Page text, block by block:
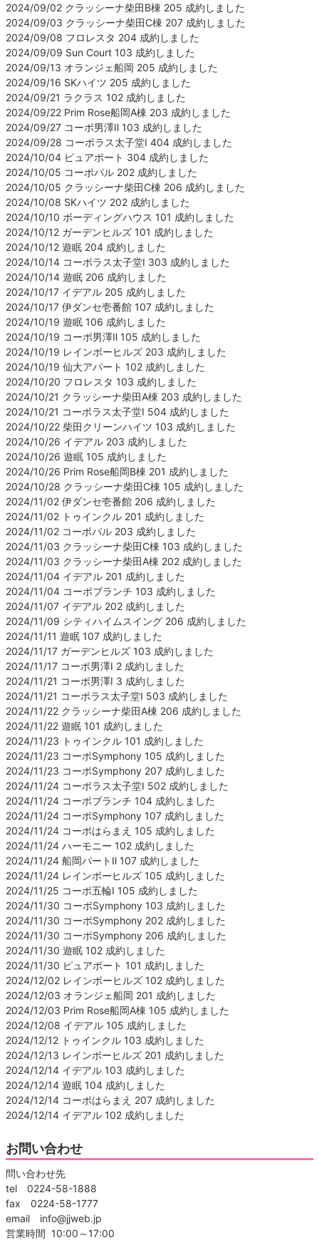
2024/09/02 クラッシーナ柴田B棟 205 成約しました
2024/09/03 クラッシーナ柴田C棟 207 成約しました
2024/09/08 フロレスタ 204 成約しました
2024/09/09 Sun Court 103 成約しました
2024/09/13 オランジェ船岡 205 成約しました
2024/09/16 SKハイツ 205 成約しました
2024/09/21 ラクラス 102 成約しました
2024/09/22 Prim Rose船岡A棟 203 成約しました
2024/09/27 コーポ男澤Ⅱ 103 成約しました
2024/09/28 コーポラス太子堂Ⅰ 404 成約しました
2024/10/04 ピュアポート 304 成約しました
2024/10/05 コーポパル 202 成約しました
2024/10/05 クラッシーナ柴田C棟 206 成約しました
2024/10/08 SKハイツ 202 成約しました
2024/10/10 ボーディングハウス 101 成約しました
2024/10/12 ガーデンヒルズ 101 成約しました
2024/10/12 遊眠 204 成約しました
2024/10/14 コーポラス太子堂Ⅰ 303 成約しました
2024/10/14 遊眠 206 成約しました
2024/10/17 イデアル 205 成約しました
2024/10/17 伊ダンセ壱番館 107 成約しました
2024/10/19 遊眠 106 成約しました
2024/10/19 コーポ男澤Ⅱ 105 成約しました
2024/10/19 レインボーヒルズ 203 成約しました
2024/10/19 仙大アパート 102 成約しました
2024/10/20 フロレスタ 103 成約しました
2024/10/21 クラッシーナ柴田A棟 203 成約しました
2024/10/21 コーポラス太子堂Ⅰ 504 成約しました
2024/10/22 柴田クリーンハイツ 103 成約しました
2024/10/26 イデアル 203 成約しました
2024/10/26 遊眠 105 成約しました
2024/10/26 Prim Rose船岡B棟 201 成約しました
2024/10/28 クラッシーナ柴田C棟 105 成約しました
2024/11/02 伊ダンセ壱番館 206 成約しました
2024/11/02 トゥインクル 201 成約しました
2024/11/02 コーポパル 203 成約しました
2024/11/03 クラッシーナ柴田C棟 103 成約しました
2024/11/03 クラッシーナ柴田A棟 202 成約しました
2024/11/04 イデアル 201 成約しました
2024/11/04 コーポブランチ 103 成約しました
2024/11/07 イデアル 202 成約しました
2024/11/09 シティハイムスイング 206 成約しました
2024/11/11 遊眠 107 成約しました
2024/11/17 ガーデンヒルズ 103 成約しました
2024/11/17 コーポ男澤Ⅰ 2 成約しました
2024/11/21 コーポ男澤Ⅰ 3 成約しました
2024/11/21 コーポラス太子堂Ⅰ 503 成約しました
2024/11/22 クラッシーナ柴田A棟 206 成約しました
2024/11/22 遊眠 101 成約しました
2024/11/23 トゥインクル 101 成約しました
2024/11/23 コーポSymphony 105 成約しました
2024/11/23 コーポSymphony 207 成約しました
2024/11/24 コーポラス太子堂Ⅰ 502 成約しました
2024/11/24 コーポブランチ 104 成約しました
2024/11/24 コーポSymphony 107 成約しました
2024/11/24 コーポはらまえ 105 成約しました
2024/11/24 ハーモニー 102 成約しました
2024/11/24 船岡パートⅡ 107 成約しました
2024/11/24 レインボーヒルズ 105 成約しました
2024/11/25 コーポ五輪Ⅰ 105 成約しました
2024/11/30 コーポSymphony 103 成約しました
2024/11/30 コーポSymphony 202 成約しました
2024/11/30 コーポSymphony 206 成約しました
2024/11/30 遊眠 102 成約しました
2024/11/30 ピュアポート 101 成約しました
2024/12/02 レインボーヒルズ 102 成約しました
2024/12/03 オランジェ船岡 201 成約しました
2024/12/03 Prim Rose船岡A棟 105 成約しました
2024/12/08 イデアル 105 成約しました
2024/12/12 トゥインクル 103 成約しました
2024/12/13 レインボーヒルズ 201 成約しました
2024/12/14 イデアル 103 成約しました
2024/12/14 遊眠 104 成約しました
2024/12/14 コーポはらまえ 207 成約しました
2024/12/14 イデアル 102 成約しました
お問い合わせ
問い合わせ先
tel 0224-58-1888
fax 0224-58-1777
email info@jjweb.jp
営業時間 10:00～17:00